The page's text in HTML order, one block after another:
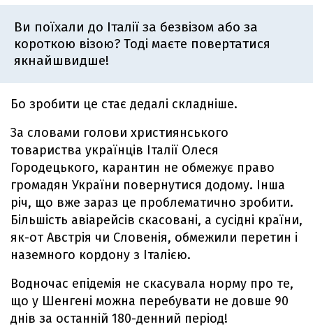
Ви поїхали до Італії за безвізом або за
короткою візою? Тоді маєте повертатися
якнайшвидше!
Бо зробити це стає дедалі складніше.
За словами голови християнського
товариства українців Італії Олеся
Городецького, карантин не обмежує право
громадян України повернутися додому. Інша
річ, що вже зараз це проблематично зробити.
Більшість авіарейсів скасовані, а сусідні країни,
як-от Австрія чи Словенія, обмежили перетин і
наземного кордону з Італією.
Водночас епідемія не скасувала норму про те,
що у Шенгені можна перебувати не довше 90
днів за останній 180-денний період!